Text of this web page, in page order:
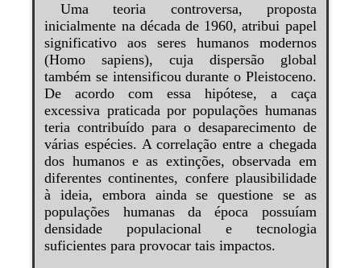
Uma teoria controversa, proposta
inicialmente na década de 1960, atribui papel
significativo aos seres humanos modernos
(Homo sapiens), cuja dispersão global
também se intensificou durante o Pleistoceno.
De acordo com essa hipótese, a caça
excessiva praticada por populações humanas
teria contribuído para o desaparecimento de
várias espécies. A correlação entre a chegada
dos humanos e as extinções, observada em
diferentes continentes, confere plausibilidade
à ideia, embora ainda se questione se as
populações humanas da época possuíam
densidade populacional e tecnologia
suficientes para provocar tais impactos.